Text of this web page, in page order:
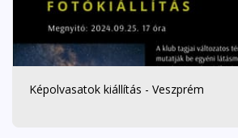
Képolvasatok kiállítás - Veszprém